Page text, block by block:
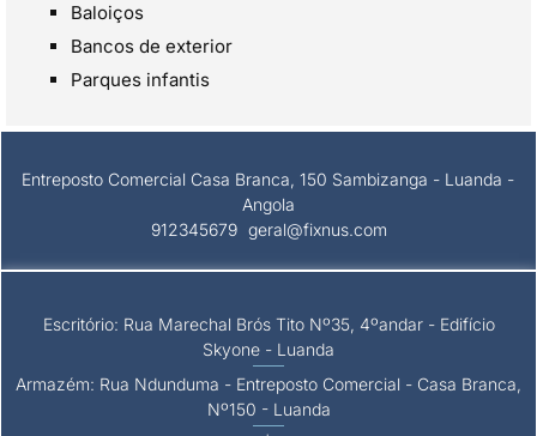
Baloiços
Bancos de exterior
Parques infantis
Entreposto Comercial Casa Branca, 150 Sambizanga - Luanda -
Angola
912345679 geral@fixnus.com
Escritório: Rua Marechal Brós Tito Nº35, 4ºandar - Edifício
Skyone - Luanda
Armazém: Rua Ndunduma - Entreposto Comercial - Casa Branca,
Nº150 - Luanda